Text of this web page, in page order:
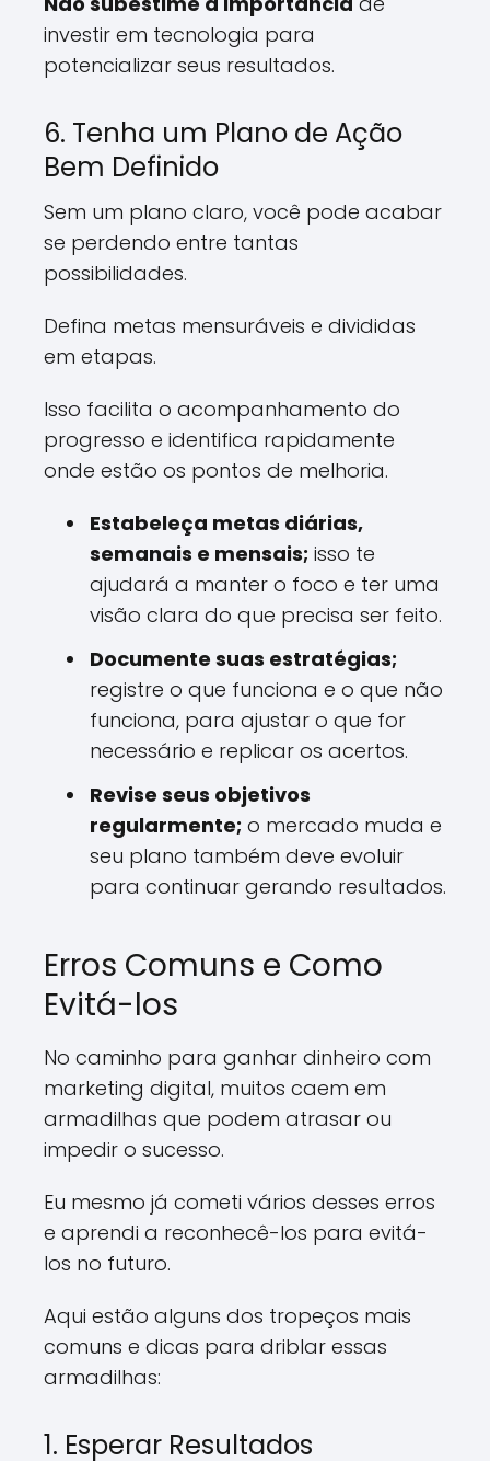
investir em tecnologia para
potencializar seus resultados.
6. Tenha um Plano de Ação
Bem Definido
Sem um plano claro, você pode acabar
se perdendo entre tantas
possibilidades.
Defina metas mensuráveis e divididas
em etapas.
Isso facilita o acompanhamento do
progresso e identifica rapidamente
onde estão os pontos de melhoria.
Estabeleça metas diárias,
semanais e mensais; isso te
ajudará a manter o foco e ter uma
visão clara do que precisa ser feito.
Documente suas estratégias;
registre o que funciona e o que não
funciona, para ajustar o que for
necessário e replicar os acertos.
Revise seus objetivos
regularmente; o mercado muda e
seu plano também deve evoluir
para continuar gerando resultados.
Erros Comuns e Como
Evitá-los
No caminho para ganhar dinheiro com
marketing digital, muitos caem em
armadilhas que podem atrasar ou
impedir o sucesso.
Eu mesmo já cometi vários desses erros
e aprendi a reconhecê-los para evitá-
los no futuro.
Aqui estão alguns dos tropeços mais
comuns e dicas para driblar essas
armadilhas:
1. Esperar Resultados